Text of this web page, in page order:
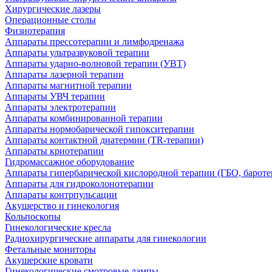
Хирургические лазеры
Операционные столы
Физиотерапия
Аппараты прессотерапии и лимфодренажа
Аппараты ультразвуковой терапии
Аппараты ударно-волновой терапии (УВТ)
Аппараты лазерной терапии
Аппараты магнитной терапии
Аппараты УВЧ терапии
Аппараты электротерапии
Аппараты комбинированной терапии
Аппараты нормобарической гипокситерапии
Аппараты контактной диатермии (TR-терапии)
Аппараты криотерапии
Гидромассажное оборудование
Аппараты гипербарической кислородной терапии (ГБО,
Аппараты для гидроколонотерапии
Аппараты контрпульсации
Акушерство и гинекология
Кольпоскопы
Гинекологические кресла
Радиохирургические аппараты для гинекологии
Фетальные мониторы
Акушерские кровати